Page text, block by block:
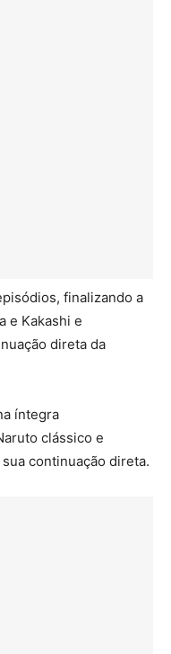
finalizando a
e Kakashi e
direta da
íntegra
clássico e
continuação direta.